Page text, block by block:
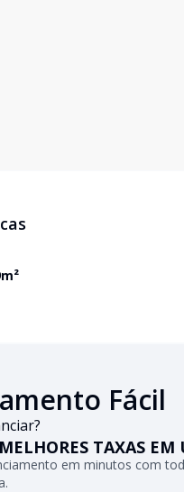
m²
Fácil
TAXAS EM
em minutos com